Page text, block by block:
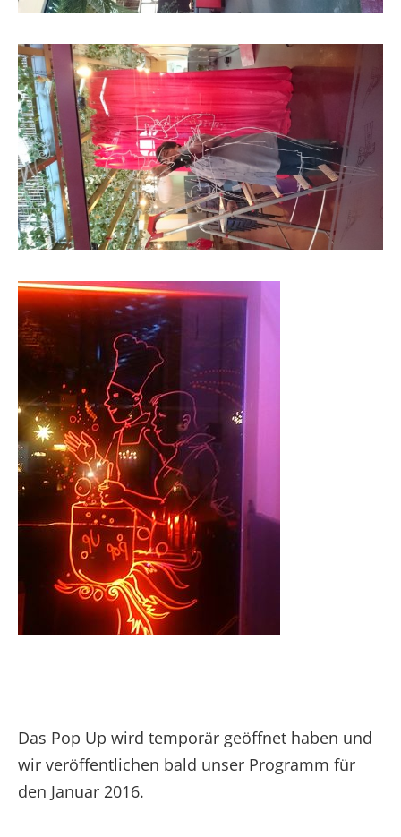
Das Pop Up wird temporär geöffnet haben und
wir veröffentlichen bald unser Programm für
den Januar 2016.